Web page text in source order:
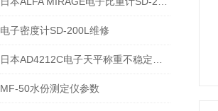
电子密度计SD-200L维修
MF-50水份测定仪参数